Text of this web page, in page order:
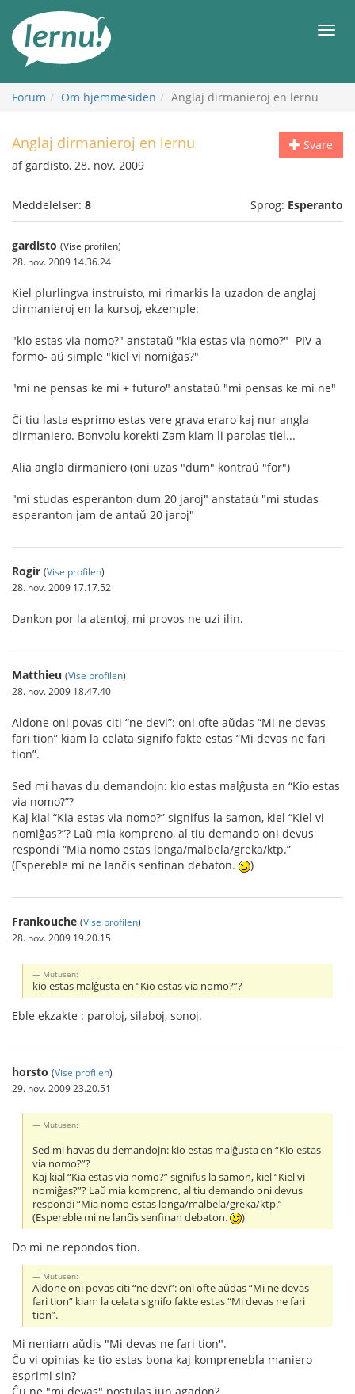
indholdet
Forum Om hjemmesiden Anglaj dirmanieroj en lernu
Svare
Anglaj dirmanieroj en lernu
af gardisto, 28. nov. 2009
Meddelelser: 8 Sprog: Esperanto
gardisto (Vise profilen)
28. nov. 2009 14.36.24
Kiel plurlingva instruisto, mi rimarkis la uzadon de anglaj
dirmanieroj en la kursoj, ekzemple:
"kio estas via nomo?" anstataŭ "kia estas via nomo?" -PIV-a
formo- aŭ simple "kiel vi nomiĝas?"
"mi ne pensas ke mi + futuro" anstataŭ "mi pensas ke mi ne"
Ĉi tiu lasta esprimo estas vere grava eraro kaj nur angla
dirmaniero. Bonvolu korekti Zam kiam li parolas tiel...
Alia angla dirmaniero (oni uzas "dum" kontraú "for")
"mi studas esperanton dum 20 jaroj" anstataú "mi studas
esperanton jam de antaŭ 20 jaroj"
Rogir (Vise profilen)
28. nov. 2009 17.17.52
Dankon por la atentoj, mi provos ne uzi ilin.
Matthieu (Vise profilen)
28. nov. 2009 18.47.40
Aldone oni povas citi “ne devi”: oni ofte aŭdas “Mi ne devas
fari tion” kiam la celata signifo fakte estas “Mi devas ne fari
tion”.
Sed mi havas du demandojn: kio estas malĝusta en “Kio estas
via nomo?”?
Kaj kial “Kia estas via nomo?” signifus la samon, kiel “Kiel vi
nomiĝas?”? Laŭ mia kompreno, al tiu demando oni devus
respondi “Mia nomo estas longa/malbela/greka/ktp.”
(Espereble mi ne lanĉis senfinan debaton.
)
Frankouche (Vise profilen)
28. nov. 2009 19.20.15
Mutusen:
kio estas malĝusta en “Kio estas via nomo?”?
Eble ekzakte : paroloj, silaboj, sonoj.
horsto (Vise profilen)
29. nov. 2009 23.20.51
Mutusen:
Sed mi havas du demandojn: kio estas malĝusta en “Kio estas
via nomo?”?
Kaj kial “Kia estas via nomo?” signifus la samon, kiel “Kiel vi
nomiĝas?”? Laŭ mia kompreno, al tiu demando oni devus
respondi “Mia nomo estas longa/malbela/greka/ktp.”
(Espereble mi ne lanĉis senfinan debaton.
)
Do mi ne repondos tion.
Mutusen:
Aldone oni povas citi “ne devi”: oni ofte aŭdas “Mi ne devas
fari tion” kiam la celata signifo fakte estas “Mi devas ne fari
tion”.
Mi neniam aŭdis "Mi devas ne fari tion".
Ĉu vi opinias ke tio estas bona kaj komprenebla maniero
esprimi sin?